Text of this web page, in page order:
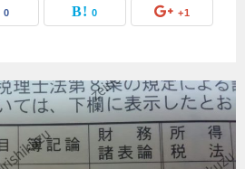
0 0 +1